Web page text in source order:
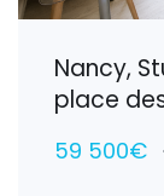
Nancy,
place
59 500€